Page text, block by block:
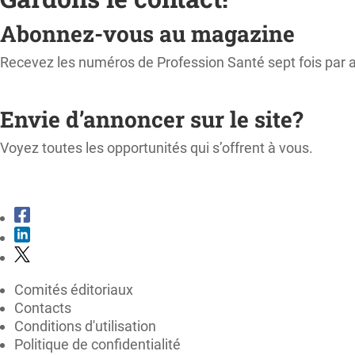
Abonnez-vous au magazine
Recevez les numéros de Profession Santé sept fois par
Envie d’annoncer sur le site?
Voyez toutes les opportunités qui s’offrent à vous.
Comités éditoriaux
Contacts
Conditions d'utilisation
Politique de confidentialité